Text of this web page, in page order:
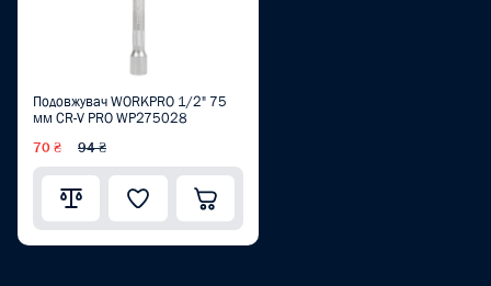
Подовжувач WORKPRO 1/2" 75
мм CR-V PRO WP275028
70 ₴ 94 ₴